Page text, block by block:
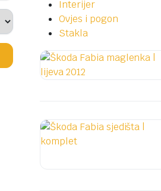
Interijer
Ovjes i pogon
Stakla